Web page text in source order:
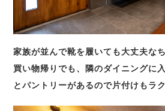
家族が並んで靴を履いても大丈夫な
買い物帰りでも、隣のダイニングに
とパントリーがあるので片付けもラ